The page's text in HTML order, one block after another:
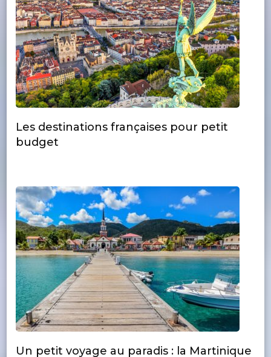
Les destinations françaises pour petit
budget
Un petit voyage au paradis : la Martinique